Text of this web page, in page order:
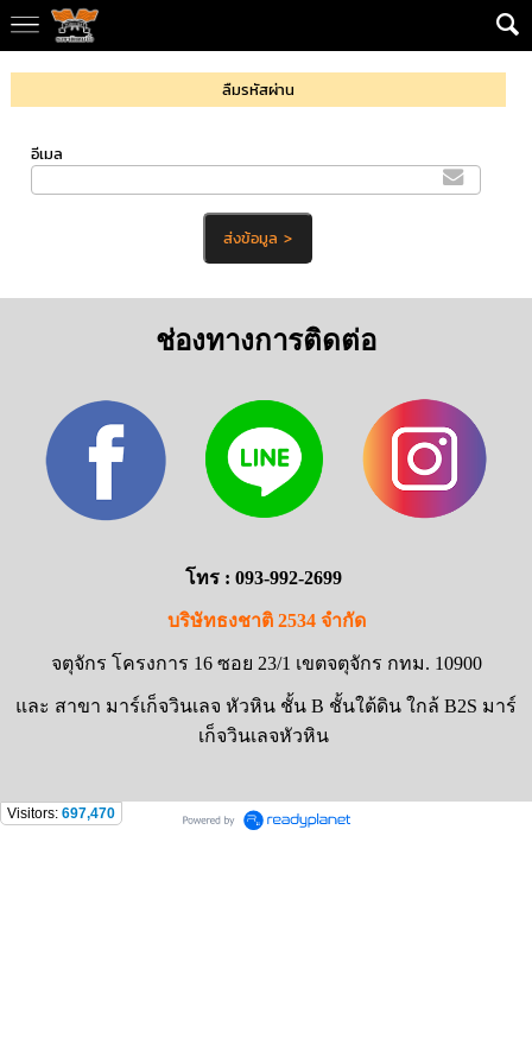
ลืมรหัสผ่าน
อีเมล
ช่องทางการติดต่อ
โทร : 093-992-2699
บริษัทธงชาติ 2534 จำกัด
จตุจักร โครงการ 16 ซอย 23/1 เขตจตุจักร กทม. 10900
และ สาขา มาร์เก็จวินเลจ หัวหิน ชั้น B ชั้นใต้ดิน ใกล้ B2S มาร์
เก็จวินเลจหัวหิน
Visitors: 697,470